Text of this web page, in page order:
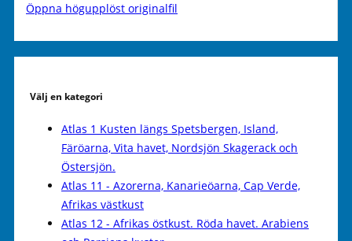
Öppna högupplöst originalfil
Välj en kategori
Atlas 1 Kusten längs Spetsbergen, Island,
Färöarna, Vita havet, Nordsjön Skagerack och
Östersjön.
Atlas 11 - Azorerna, Kanarieöarna, Cap Verde,
Afrikas västkust
Atlas 12 - Afrikas östkust. Röda havet. Arabiens